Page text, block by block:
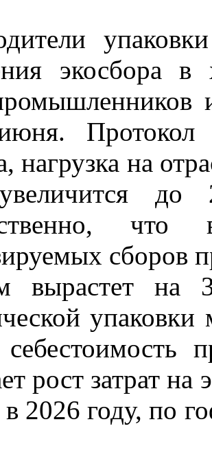
экосбора в
на
сборов
вырастет на
рост затрат
в 2026 году, по